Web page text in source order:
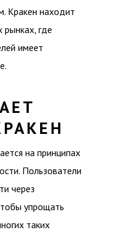
Кракен находит
рынках, где
имеет
на принципах
Пользователи
через
упрощать
таких